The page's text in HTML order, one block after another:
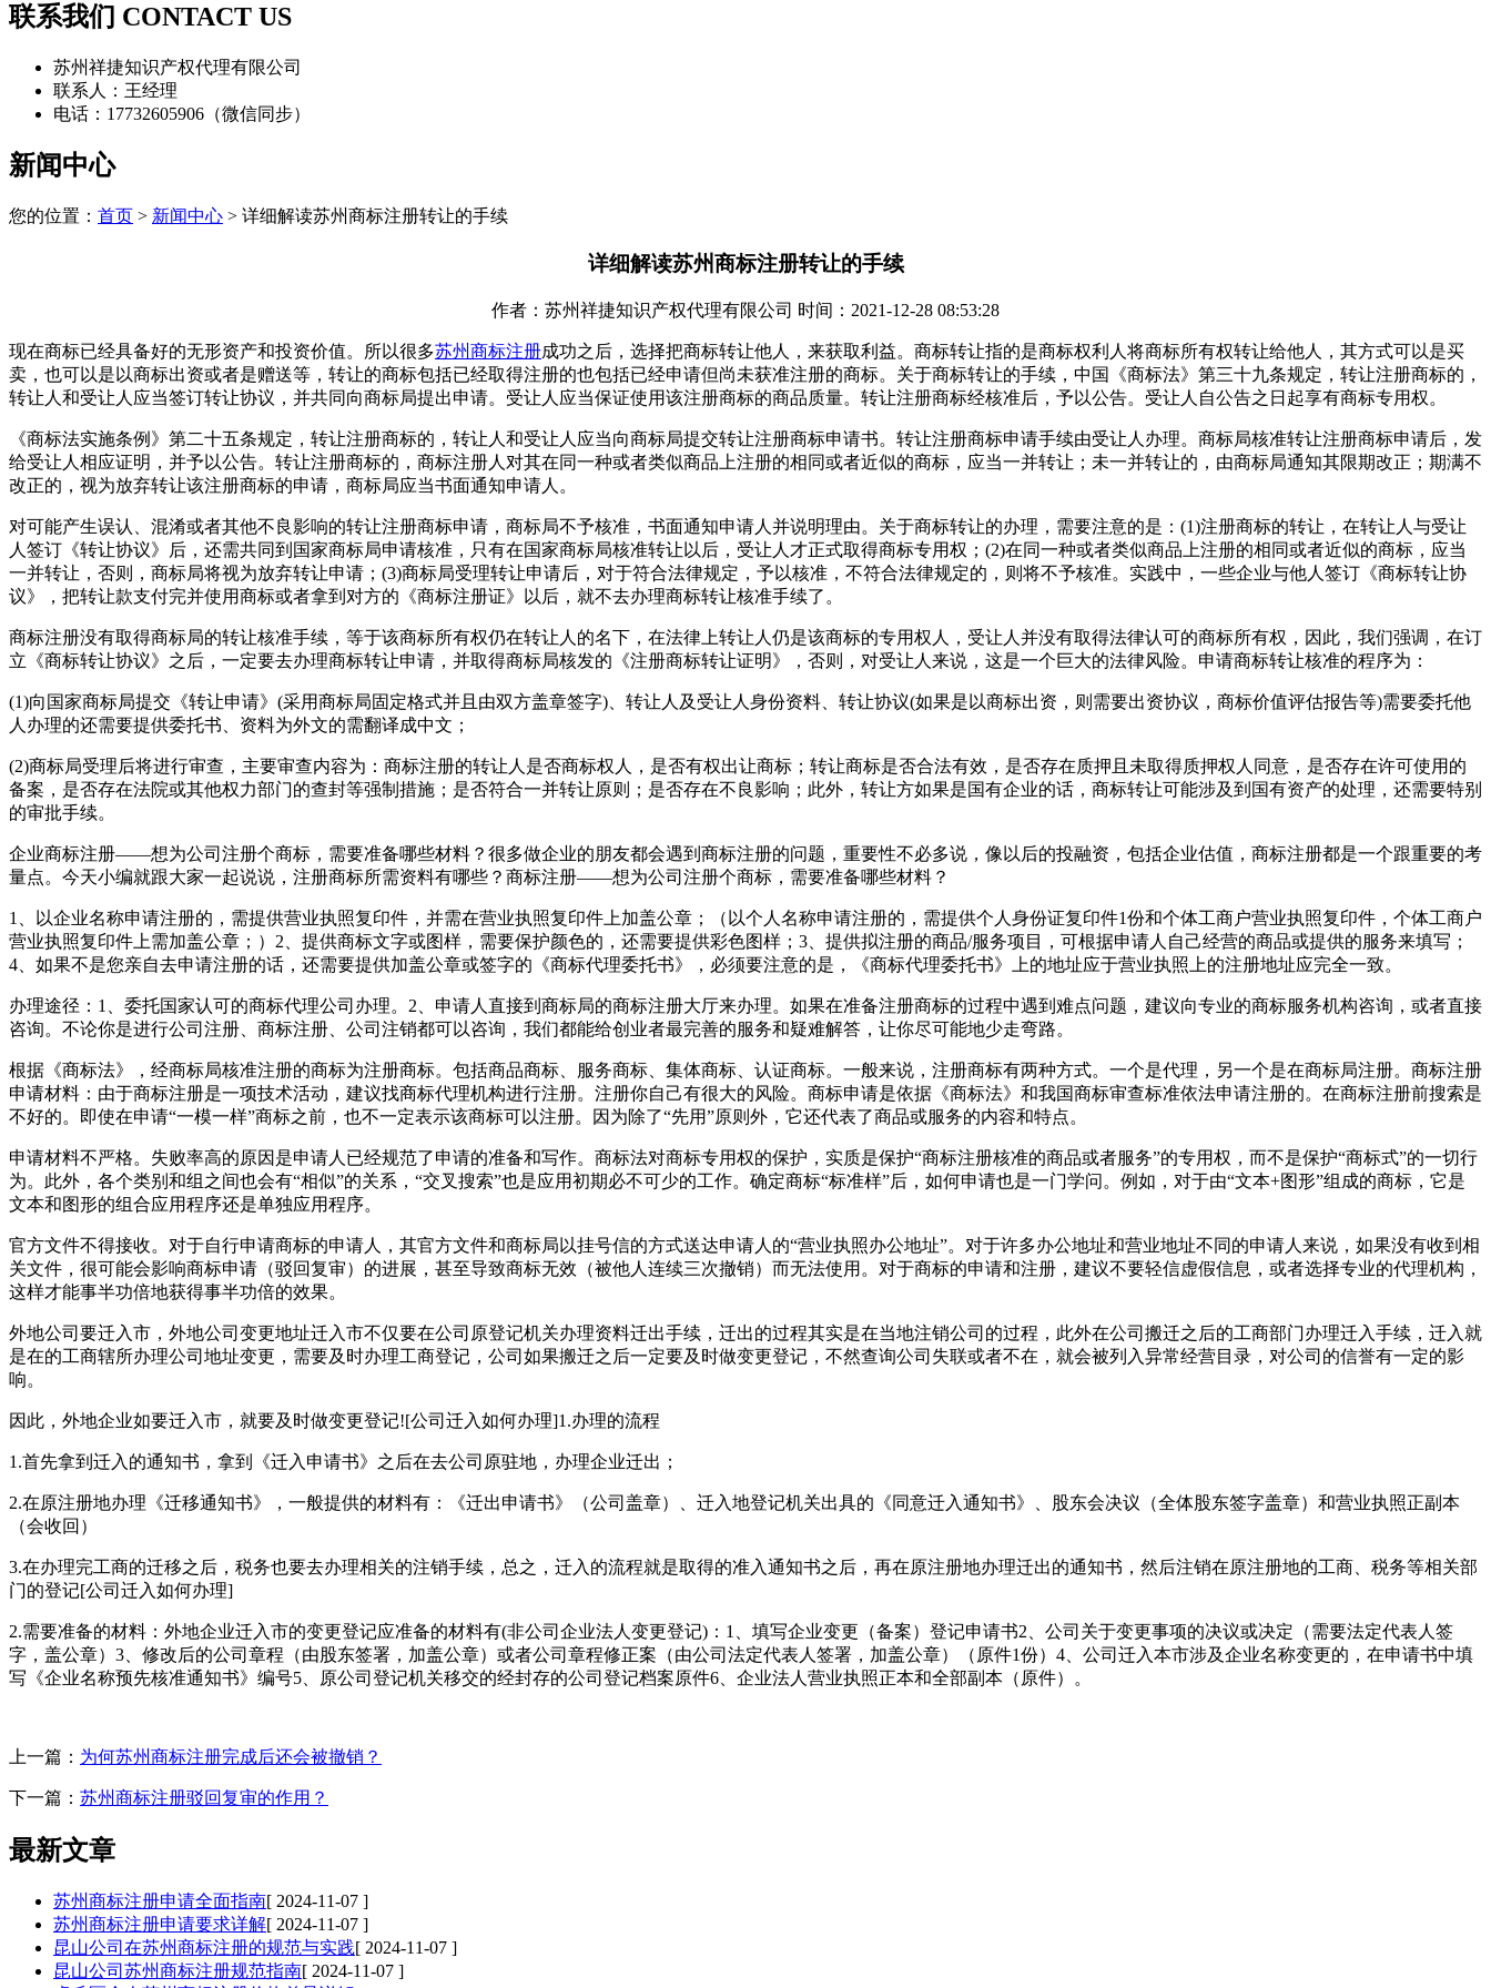
联系我们 CONTACT US
苏州祥捷知识产权代理有限公司
联系人：王经理
电话：17732605906（微信同步）
新闻中心
您的位置： 首页 > 新闻中心 > 详细解读苏州商标注册转让的手续
详细解读苏州商标注册转让的手续
作者：苏州祥捷知识产权代理有限公司 时间：2021-12-28 08:53:28
现在商标已经具备好的无形资产和投资价值。所以很多苏州商标注册成功之后，选择把商标转让他人，来获取利益。商标转让指的是商标权利人将商标所有权转让给他人，其方式可以是买
卖，也可以是以商标出资或者是赠送等，转让的商标包括已经取得注册的也包括已经申请但尚未获准注册的商标。关于商标转让的手续，中国《商标法》第三十九条规定，转让注册商标的，
转让人和受让人应当签订转让协议，并共同向商标局提出申请。受让人应当保证使用该注册商标的商品质量。转让注册商标经核准后，予以公告。受让人自公告之日起享有商标专用权。
《商标法实施条例》第二十五条规定，转让注册商标的，转让人和受让人应当向商标局提交转让注册商标申请书。转让注册商标申请手续由受让人办理。商标局核准转让注册商标申请后，发
给受让人相应证明，并予以公告。转让注册商标的，商标注册人对其在同一种或者类似商品上注册的相同或者近似的商标，应当一并转让；未一并转让的，由商标局通知其限期改正；期满不
改正的，视为放弃转让该注册商标的申请，商标局应当书面通知申请人。
对可能产生误认、混淆或者其他不良影响的转让注册商标申请，商标局不予核准，书面通知申请人并说明理由。关于商标转让的办理，需要注意的是：(1)注册商标的转让，在转让人与受让
人签订《转让协议》后，还需共同到国家商标局申请核准，只有在国家商标局核准转让以后，受让人才正式取得商标专用权；(2)在同一种或者类似商品上注册的相同或者近似的商标，应当
一并转让，否则，商标局将视为放弃转让申请；(3)商标局受理转让申请后，对于符合法律规定，予以核准，不符合法律规定的，则将不予核准。实践中，一些企业与他人签订《商标转让协
议》，把转让款支付完并使用商标或者拿到对方的《商标注册证》以后，就不去办理商标转让核准手续了。
商标注册没有取得商标局的转让核准手续，等于该商标所有权仍在转让人的名下，在法律上转让人仍是该商标的专用权人，受让人并没有取得法律认可的商标所有权，因此，我们强调，在订
立《商标转让协议》之后，一定要去办理商标转让申请，并取得商标局核发的《注册商标转让证明》，否则，对受让人来说，这是一个巨大的法律风险。申请商标转让核准的程序为：
(1)向国家商标局提交《转让申请》(采用商标局固定格式并且由双方盖章签字)、转让人及受让人身份资料、转让协议(如果是以商标出资，则需要出资协议，商标价值评估报告等)需要委托他
人办理的还需要提供委托书、资料为外文的需翻译成中文；
(2)商标局受理后将进行审查，主要审查内容为：商标注册的转让人是否商标权人，是否有权出让商标；转让商标是否合法有效，是否存在质押且未取得质押权人同意，是否存在许可使用的
备案，是否存在法院或其他权力部门的查封等强制措施；是否符合一并转让原则；是否存在不良影响；此外，转让方如果是国有企业的话，商标转让可能涉及到国有资产的处理，还需要特别
的审批手续。
企业商标注册——想为公司注册个商标，需要准备哪些材料？很多做企业的朋友都会遇到商标注册的问题，重要性不必多说，像以后的投融资，包括企业估值，商标注册都是一个跟重要的考
量点。今天小编就跟大家一起说说，注册商标所需资料有哪些？商标注册——想为公司注册个商标，需要准备哪些材料？
1、以企业名称申请注册的，需提供营业执照复印件，并需在营业执照复印件上加盖公章；（以个人名称申请注册的，需提供个人身份证复印件1份和个体工商户营业执照复印件，个体工商户
营业执照复印件上需加盖公章；）2、提供商标文字或图样，需要保护颜色的，还需要提供彩色图样；3、提供拟注册的商品/服务项目，可根据申请人自己经营的商品或提供的服务来填写；
4、如果不是您亲自去申请注册的话，还需要提供加盖公章或签字的《商标代理委托书》，必须要注意的是，《商标代理委托书》上的地址应于营业执照上的注册地址应完全一致。
办理途径：1、委托国家认可的商标代理公司办理。2、申请人直接到商标局的商标注册大厅来办理。如果在准备注册商标的过程中遇到难点问题，建议向专业的商标服务机构咨询，或者直接
咨询。不论你是进行公司注册、商标注册、公司注销都可以咨询，我们都能给创业者最完善的服务和疑难解答，让你尽可能地少走弯路。
根据《商标法》，经商标局核准注册的商标为注册商标。包括商品商标、服务商标、集体商标、认证商标。一般来说，注册商标有两种方式。一个是代理，另一个是在商标局注册。商标注册
申请材料：由于商标注册是一项技术活动，建议找商标代理机构进行注册。注册你自己有很大的风险。商标申请是依据《商标法》和我国商标审查标准依法申请注册的。在商标注册前搜索是
不好的。即使在申请“一模一样”商标之前，也不一定表示该商标可以注册。因为除了“先用”原则外，它还代表了商品或服务的内容和特点。
申请材料不严格。失败率高的原因是申请人已经规范了申请的准备和写作。商标法对商标专用权的保护，实质是保护“商标注册核准的商品或者服务”的专用权，而不是保护“商标式”的一切行
为。此外，各个类别和组之间也会有“相似”的关系，“交叉搜索”也是应用初期必不可少的工作。确定商标“标准样”后，如何申请也是一门学问。例如，对于由“文本+图形”组成的商标，它是
文本和图形的组合应用程序还是单独应用程序。
官方文件不得接收。对于自行申请商标的申请人，其官方文件和商标局以挂号信的方式送达申请人的“营业执照办公地址”。对于许多办公地址和营业地址不同的申请人来说，如果没有收到相
关文件，很可能会影响商标申请（驳回复审）的进展，甚至导致商标无效（被他人连续三次撤销）而无法使用。对于商标的申请和注册，建议不要轻信虚假信息，或者选择专业的代理机构，
这样才能事半功倍地获得事半功倍的效果。
外地公司要迁入市，外地公司变更地址迁入市不仅要在公司原登记机关办理资料迁出手续，迁出的过程其实是在当地注销公司的过程，此外在公司搬迁之后的工商部门办理迁入手续，迁入就
是在的工商辖所办理公司地址变更，需要及时办理工商登记，公司如果搬迁之后一定要及时做变更登记，不然查询公司失联或者不在，就会被列入异常经营目录，对公司的信誉有一定的影
响。
因此，外地企业如要迁入市，就要及时做变更登记![公司迁入如何办理]1.办理的流程
1.首先拿到迁入的通知书，拿到《迁入申请书》之后在去公司原驻地，办理企业迁出；
2.在原注册地办理《迁移通知书》，一般提供的材料有：《迁出申请书》（公司盖章）、迁入地登记机关出具的《同意迁入通知书》、股东会决议（全体股东签字盖章）和营业执照正副本
（会收回）
3.在办理完工商的迁移之后，税务也要去办理相关的注销手续，总之，迁入的流程就是取得的准入通知书之后，再在原注册地办理迁出的通知书，然后注销在原注册地的工商、税务等相关部
门的登记[公司迁入如何办理]
2.需要准备的材料：外地企业迁入市的变更登记应准备的材料有(非公司企业法人变更登记)：1、填写企业变更（备案）登记申请书2、公司关于变更事项的决议或决定（需要法定代表人签
字，盖公章）3、修改后的公司章程（由股东签署，加盖公章）或者公司章程修正案（由公司法定代表人签署，加盖公章）（原件1份）4、公司迁入本市涉及企业名称变更的，在申请书中填
写《企业名称预先核准通知书》编号5、原公司登记机关移交的经封存的公司登记档案原件6、企业法人营业执照正本和全部副本（原件）。
上一篇： 为何苏州商标注册完成后还会被撤销？
下一篇： 苏州商标注册驳回复审的作用？
最新文章
苏州商标注册申请全面指南[ 2024-11-07 ]
苏州商标注册申请要求详解[ 2024-11-07 ]
昆山公司在苏州商标注册的规范与实践[ 2024-11-07 ]
昆山公司苏州商标注册规范指南[ 2024-11-07 ]